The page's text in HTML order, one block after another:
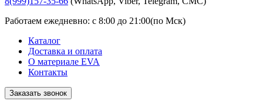
Работаем ежедневно: с 8:00 до 21:00(по Мск)
Каталог
Доставка и оплата
О материале EVA
Контакты
Заказать звонок